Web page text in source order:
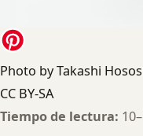
Photo by Takashi
CC BY-SA
Tiempo de lectura: